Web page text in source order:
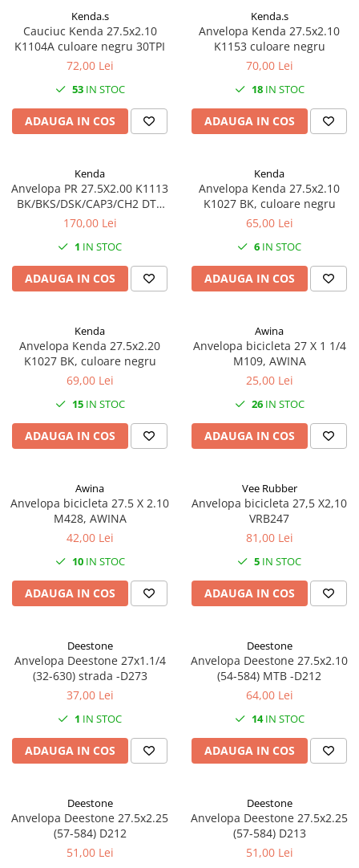
Placute frana trotinete
Protectii, huse si plastice trotinete
Roti trotinete electrice
12" - 12.5"
20"
26"
27"-27.5"
7"
700"
Protecții Camere
Vulcanizare
Pinioane Spate
Zale-Lant
Frâne pe Jantă
Furtune Frână
Manete Frână
Saboți
Set Cablu+Teaca
Sistem "R"
Teacă Cablu
Set Teacă+Cablu Schimbător
Teacă Cablu
Pipă Ghidon
Protecție Cadru
Ureche Schimbător
Șei
Pompe
Scaun Copii
Suporți Bidoane Apă
Clești
Cutii scule
Dispozitive de Tăiere
Dispozitive de îndreptare
Prese/Extractoare
Truse de Chei
Șurubelnițe si Bituri
Standuri
Kenda.s
Cauciuc Kenda 27.5x2.10
K1104A culoare negru 30TPI
72,00 Lei
53IN STOC
ADAUGA IN COS
Kenda.s
Anvelopa Kenda 27.5x2.10
K1153 culoare negru
70,00 Lei
18IN STOC
ADAUGA IN COS
Kenda
Anvelopa PR 27.5X2.00 K1113
BK/BKS/DSK/CAP3/CH2 DTC
SCT TLR F/R FOLD. 120TPI
KENDA
170,00 Lei
1 IN STOC
ADAUGA IN COS
Kenda
Anvelopa Kenda 27.5x2.10
K1027 BK, culoare negru
65,00 Lei
6 IN STOC
ADAUGA IN COS
Kenda
Anvelopa Kenda 27.5x2.20
K1027 BK, culoare negru
69,00 Lei
15IN STOC
ADAUGA IN COS
Awina
Anvelopa bicicleta 27 X 1 1/4
M109, AWINA
25,00 Lei
26IN STOC
ADAUGA IN COS
Awina
Anvelopa bicicleta 27.5 X 2.10
M428, AWINA
42,00 Lei
10IN STOC
ADAUGA IN COS
Vee Rubber
Anvelopa bicicleta 27,5 X2,10
VRB247
81,00 Lei
5 IN STOC
ADAUGA IN COS
Deestone
Anvelopa Deestone 27x1.1/4
(32-630) strada -D273
37,00 Lei
1 IN STOC
ADAUGA IN COS
Deestone
Anvelopa Deestone 27.5x2.10
(54-584) MTB -D212
64,00 Lei
14IN STOC
ADAUGA IN COS
Deestone
Anvelopa Deestone 27.5x2.25
(57-584) D212
51,00 Lei
Deestone
Anvelopa Deestone 27.5x2.25
(57-584) D213
51,00 Lei